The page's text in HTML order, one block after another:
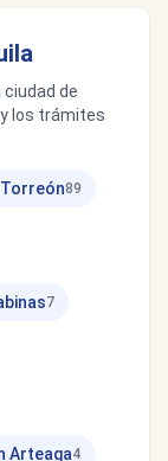
de
los trámites
89
7
Arteaga4